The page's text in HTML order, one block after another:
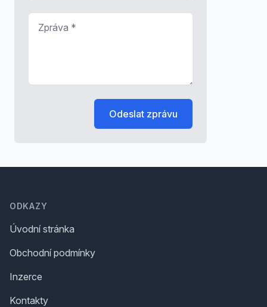
Odeslat zprávu
ODKAZY
Úvodní stránka
Obchodní podmínky
Inzerce
Kontakty